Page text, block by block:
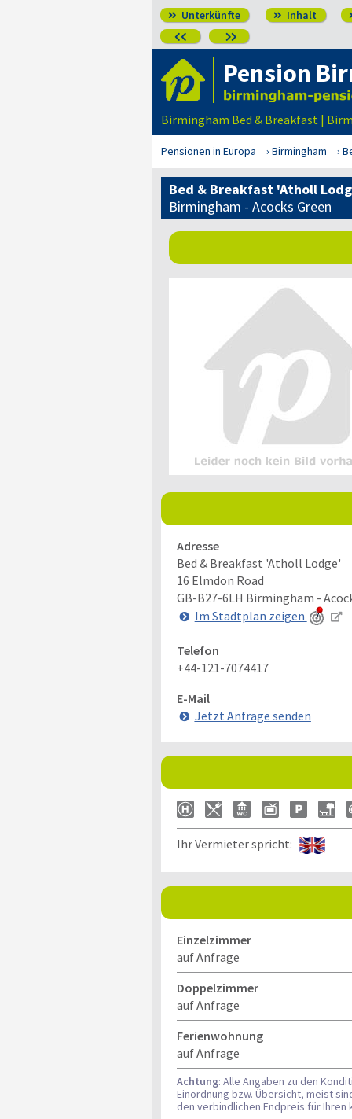
 Unterkünfte  Inhalt
 
Pension
Birmingham Bed & Breakfast |
Pensionen in Europa Birmingham
Bed & Breakfast 'Atholl
Birmingham - Acocks Green
Adresse
Bed & Breakfast 'Atholl Lodge'
16 Elmdon Road
GB-B27-6LH Birmingham -
Im Stadtplan zeigen
Telefon
+44-121-7074417
E-Mail
Jetzt Anfrage senden
Ihr Vermieter spricht:
Einzelzimmer
auf Anfrage
Doppelzimmer
auf Anfrage
Ferienwohnung
auf Anfrage
Achtung: Alle Angaben zu den
Einordnung bzw. Übersicht, meist
den verbindlichen Endpreis für Ihren